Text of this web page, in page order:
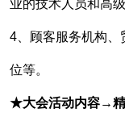
业的技术人员和高级
4、顾客服务机构、
位等。
★大会活动内容→精